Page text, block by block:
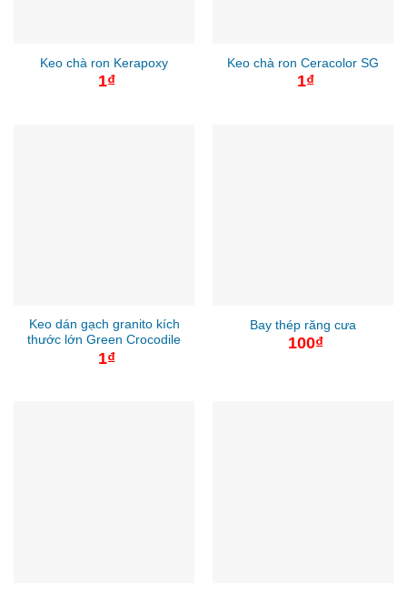
Keo chà ron Kerapoxy
1₫
Keo chà ron Ceracolor SG
1₫
Keo dán gạch granito kích
thước lớn Green Crocodile
1₫
Bay thép răng cưa
100₫